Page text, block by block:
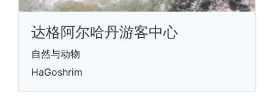
达格阿尔哈丹游客中心
自然与动物
HaGoshrim